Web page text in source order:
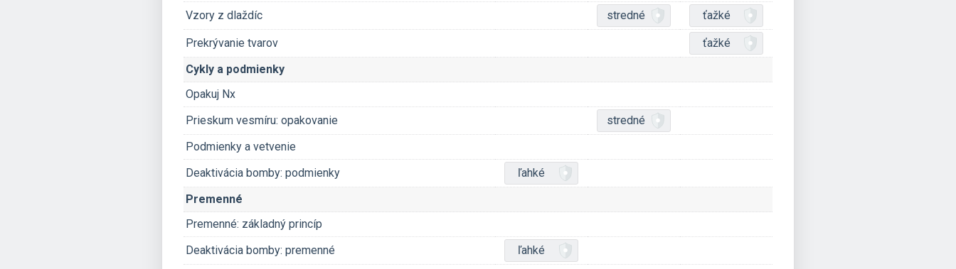
Vzory z dlaždíc
stredné ťažké
Prekrývanie tvarov
ťažké
Cykly a podmienky
Opakuj Nx
Prieskum vesmíru: opakovanie
stredné
Podmienky a vetvenie
Deaktivácia bomby: podmienky
ľahké
Premenné
Premenné: základný princíp
Deaktivácia bomby: premenné
ľahké